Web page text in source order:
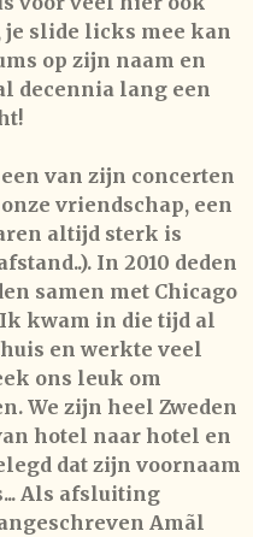
slide licks mee kan
op zijn naam en
decennia lang een
van zijn concerten
vriendschap, een
altijd sterk is
In 2010 deden
samen met Chicago
kwam in die tijd al
en werkte veel
ons leuk om
We zijn heel Zweden
hotel naar hotel en
dat zijn voornaam
Als afsluiting
Amãl